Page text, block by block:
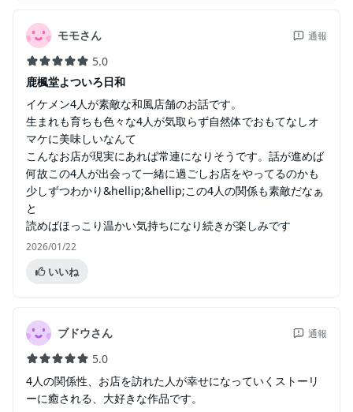
モモさん 通報
5.0
鹿楓堂よついろ日和
イケメン4人が素敵な和風店舗のお話です。
生まれも育ちも色々な4人が気取らず自然体でおもてなしオ
マケに美味しいなんて
こんなお店が現実にあれば常連になりそうです。話が進めば
何故この4人が出会って一緒に過ごしお店をやってるのかも
少しずつわかり&hellip;&hellip;この4人の関係も素敵だなぁ
と
読めばほっこり温かい気持ちになり続きが楽しみです
2026/01/22
いいね
ブドウさん 通報
5.0
4人の関係性、お店を訪れた人が幸せになっていくストーリ
ーに癒される、大好きな作品です。